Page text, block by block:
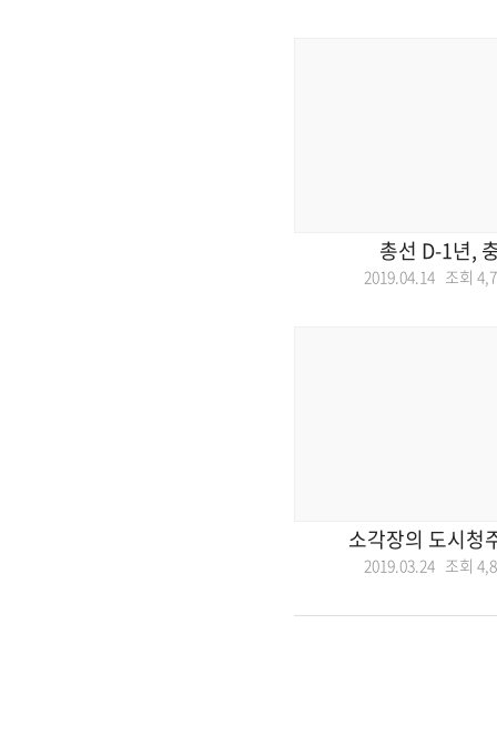
총선 D-1년,
2019.04.14 조회
소각장의 도시청
2019.03.24 조회